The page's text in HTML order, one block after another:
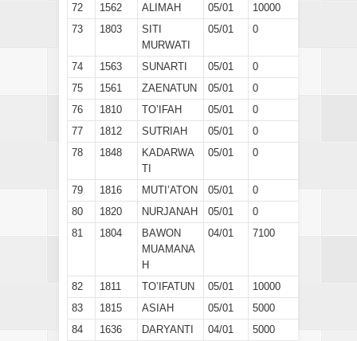
72
1562 ALIMAH 05/01
10000
73
1803
SITI
MURWATI
05/01 0
74 1563 SUNARTI 05/01
0
75
1561 ZAENATUN 05/01
0
76
1810 TO’IFAH 05/01
0
77
1812 SUTRIAH 05/01
0
78
1848
KADARWA
TI
05/01 0
79 1816 MUTI’ATON 05/01
0
80
1820 NURJANAH 05/01
0
81
1804
BAWON
MUAMANA
H
04/01 7100
82 1811 TO’IFATUN 05/01
10000
83
1815 ASIAH 05/01
5000
84
1636 DARYANTI 04/01
5000